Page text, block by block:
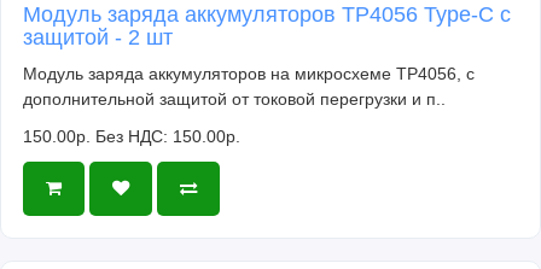
Модуль заряда аккумуляторов TP4056 Type-C с
защитой - 2 шт
Модуль заряда аккумуляторов на микросхеме TP4056, с
дополнительной защитой от токовой перегрузки и п..
150.00р. Без НДС: 150.00р.